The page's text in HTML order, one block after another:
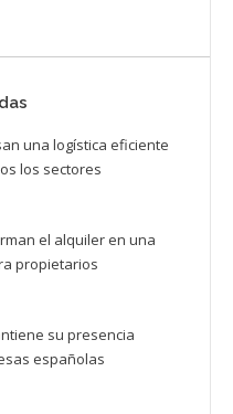
una logística eficiente
los sectores
el alquiler en una
propietarios
su presencia
españolas